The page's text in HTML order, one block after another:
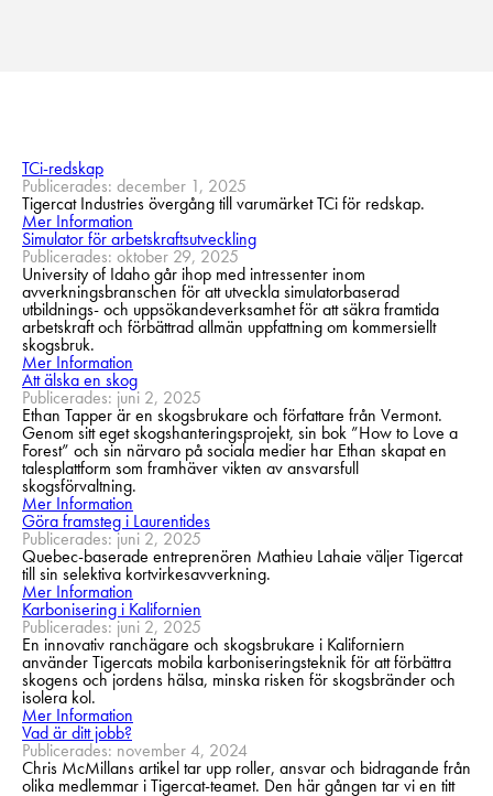
TCi-redskap
Publicerades: december 1, 2025
Tigercat Industries övergång till varumärket TCi för redskap.
Mer Information
Simulator för arbetskraftsutveckling
Publicerades: oktober 29, 2025
University of Idaho går ihop med intressenter inom
avverkningsbranschen för att utveckla simulatorbaserad
utbildnings- och uppsökandeverksamhet för att säkra framtida
arbetskraft och förbättrad allmän uppfattning om kommersiellt
skogsbruk.
Mer Information
Att älska en skog
Publicerades: juni 2, 2025
Ethan Tapper är en skogsbrukare och författare från Vermont.
Genom sitt eget skogshanteringsprojekt, sin bok ”How to Love a
Forest” och sin närvaro på sociala medier har Ethan skapat en
talesplattform som framhäver vikten av ansvarsfull
skogsförvaltning.
Mer Information
Göra framsteg i Laurentides
Publicerades: juni 2, 2025
Quebec-baserade entreprenören Mathieu Lahaie väljer Tigercat
till sin selektiva kortvirkesavverkning.
Mer Information
Karbonisering i Kalifornien
Publicerades: juni 2, 2025
En innovativ ranchägare och skogsbrukare i Kaliforniern
använder Tigercats mobila karboniseringsteknik för att förbättra
skogens och jordens hälsa, minska risken för skogsbränder och
isolera kol.
Mer Information
Vad är ditt jobb?
Publicerades: november 4, 2024
Chris McMillans artikel tar upp roller, ansvar och bidragande från
olika medlemmar i Tigercat-teamet. Den här gången tar vi en titt